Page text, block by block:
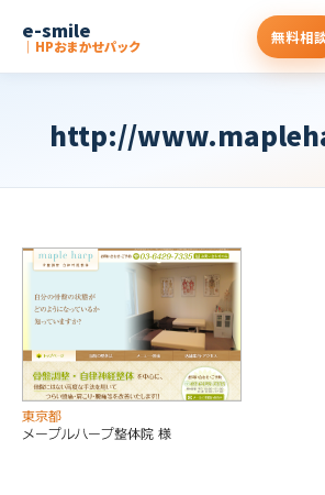
e-smile
｜HPおまかせパック 無料相
http://